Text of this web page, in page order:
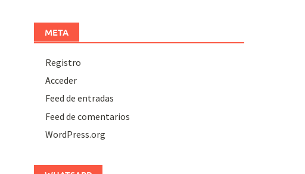
META
Registro
Acceder
Feed de entradas
Feed de comentarios
WordPress.org